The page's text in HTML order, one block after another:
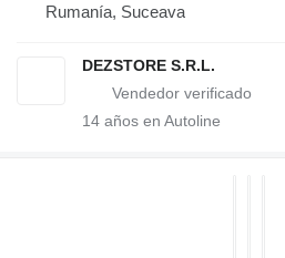
Rumanía, Suceava
DEZSTORE S.R.L.
14 años en Autoline